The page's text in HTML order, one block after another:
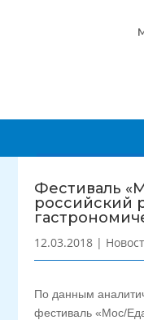
Фестиваль
российский
12.03.2018 |
По данным
фестиваль «Мос/